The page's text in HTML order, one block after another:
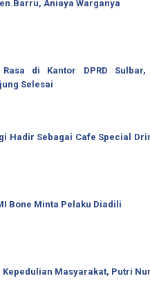
Aniaya Warganya
di Kantor DPRD
Selesai
Hadir Sebagai Cafe Special
Bone Minta Pelaku Diadili
Masyarakat, Putri